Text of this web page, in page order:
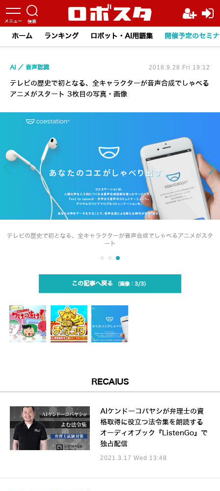
ホーム ランキング ロボット・AI用語集 開催予定のセミ
テレビの歴史で初となる、全キャラクターが音声合成でしゃべる
アニメがスタート 3枚目の写真・画像
AI 音声認識 2018.9.28 Fri 19:12
テレビの歴史で初となる、全キャラクターが音声合成でしゃべるアニメがスタ
ート
この記事へ戻る 3/3
RECAIUS
AIケンドーコバヤシが弁理士の資
格取得に役立つ法令集を朗読する
オーディオブック『ListenGo』で
独占配信
2021.3.17 Wed 13:48